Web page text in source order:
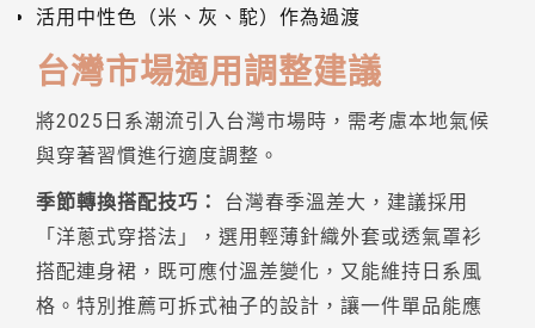
活用中性色（米、灰、駝）作為過渡
台灣市場適用調整建議
將2025日系潮流引入台灣市場時，需考慮本地氣候
與穿著習慣進行適度調整。
季節轉換搭配技巧：
台灣春季溫差大，建議採用
「洋蔥式穿搭法」，選用輕薄針織外套或透氣罩衫
搭配連身裙，既可應付溫差變化，又能維持日系風
格。特別推薦可拆式袖子的設計，讓一件單品能應